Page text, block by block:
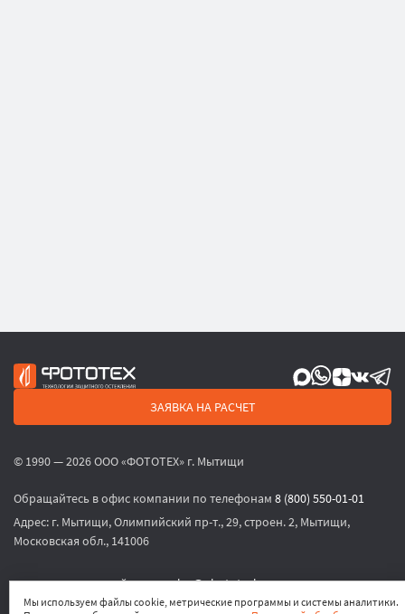
ЗАЯВКА НА РАСЧЕТ
© 1990 — 2026 ООО «ФОТОТЕХ» г. Мытищи
Обращайтесь в офис компании по телефонам 8 (800) 550-01-01
Адрес: г. Мытищи, Олимпийский пр-т., 29, строен. 2, Мытищи,
Московская обл., 141006
или по электронной почтеsales@phototech.ru
Мы используем файлы cookie, метрические программы и системы аналитики.